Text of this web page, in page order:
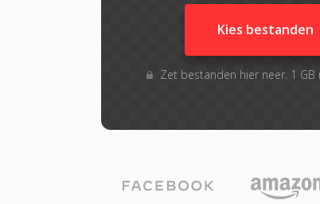
Kies bestanden
Zet bestanden hier neer. 1